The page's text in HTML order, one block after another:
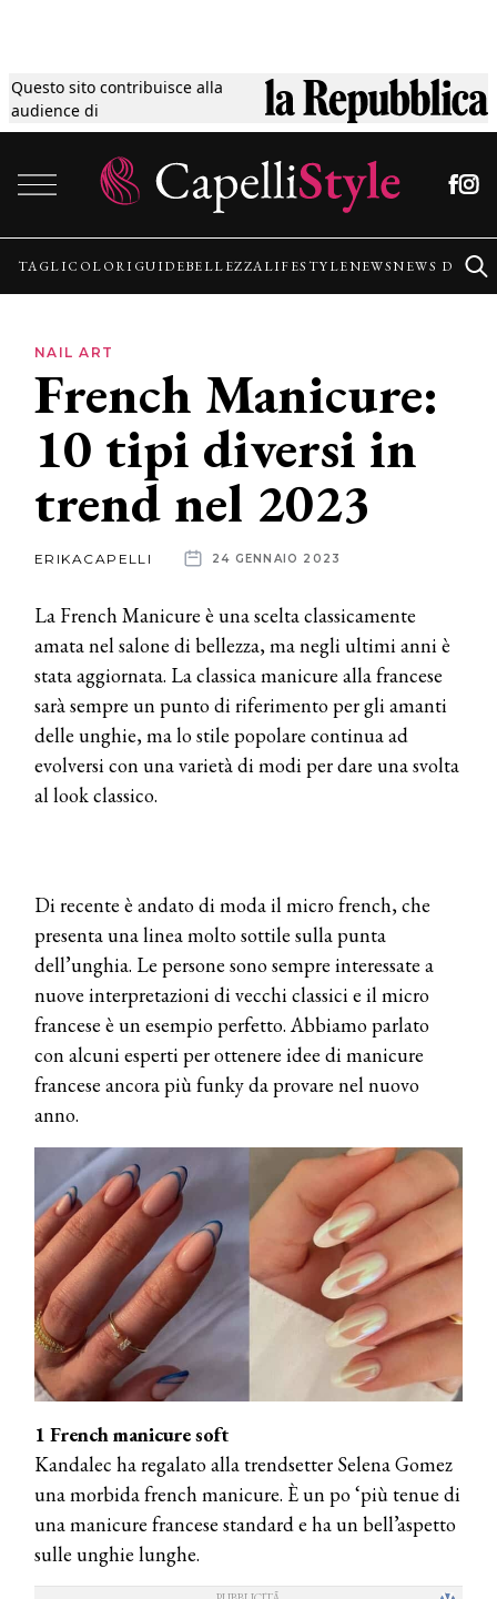
Questo sito contribuisce alla
audience di
Tagli
Colori
Guide
Lifestyle
News
News
aziende
TAGLICOLORI GUIDEBELLEZZALIFESTYLENEWSNEWS
NAIL ART
French Manicure:
10 tipi diversi in
trend nel 2023
ERIKACAPELLI 24 GENNAIO 2023
La French Manicure è una scelta classicamente
amata nel salone di bellezza, ma negli ultimi anni è
stata aggiornata. La classica manicure alla francese
sarà sempre un punto di riferimento per gli amanti
delle unghie, ma lo stile popolare continua ad
evolversi con una varietà di modi per dare una svolta
al look classico.
Di recente è andato di moda il micro french, che
presenta una linea molto sottile sulla punta
dell’unghia. Le persone sono sempre interessate a
nuove interpretazioni di vecchi classici e il micro
francese è un esempio perfetto. Abbiamo parlato
con alcuni esperti per ottenere idee di manicure
francese ancora più funky da provare nel nuovo
anno.
1 French manicure soft
Kandalec ha regalato alla trendsetter Selena Gomez
una morbida french manicure. È un po ‘più tenue di
una manicure francese standard e ha un bell’aspetto
sulle unghie lunghe.